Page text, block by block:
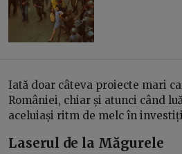
Iată doar câteva proiecte mari
României, chiar și atunci când
aceluiași ritm de melc în
Laserul de la Măgurele